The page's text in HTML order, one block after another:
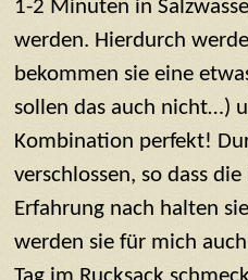
1-2 Minuten in
werden. Hierdurch
bekommen sie eine
sollen das auch nicht…)
Kombination perfekt!
verschlossen, so dass
Erfahrung nach halten
werden sie für mich